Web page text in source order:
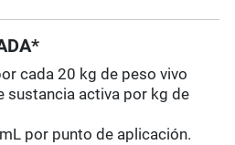
cada 20 kg de peso vivo
sustancia activa por kg de
por punto de aplicación.